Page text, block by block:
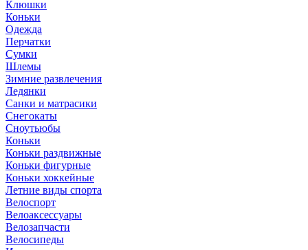
Клюшки
Коньки
Одежда
Перчатки
Сумки
Шлемы
Зимние развлечения
Ледянки
Санки и матрасики
Снегокаты
Сноутьюбы
Коньки
Коньки раздвижные
Коньки фигурные
Коньки хоккейные
Летние виды спорта
Велоспорт
Велоаксессуары
Велозапчасти
Велосипеды